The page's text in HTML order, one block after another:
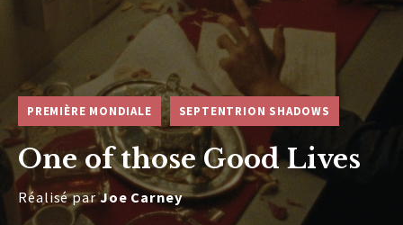
PREMIÈRE MONDIALE SEPTENTRION SHADOWS
One of those Good Lives
Réalisé parJoe Carney